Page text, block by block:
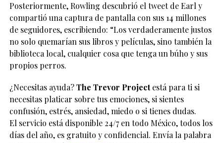
Posteriormente, Rowling descubrió el tweet de Earl y
compartió una captura de pantalla con sus 14 millones
de seguidores, escribiendo: “Los verdaderamente justos
no solo quemarían sus libros y películas, sino también la
biblioteca local, cualquier cosa que tenga un búho y sus
propios perros.
¿Necesitas ayuda?The Trevor Projectestá para ti si
necesitas platicar sobre tus emociones, si sientes
confusión, estrés, ansiedad, miedo o si tienes dudas.
El servicio está disponible 24/7 en todo México, todos los
días del año, es gratuito y confidencial. Envía la palabra